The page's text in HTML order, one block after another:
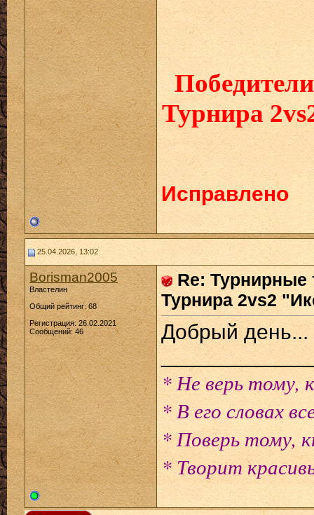
Турнира
Исправлено
25.04.2026, 13:02
Borisman2005
Властелин
Общий рейтинг: 68
Регистрация: 26.02.2021
Сообщений: 46
Re: Турнирные
Турнира 2vs2
Добрый день...
* Не верь тому,
* В его словах
* Поверь тому,
* Творит